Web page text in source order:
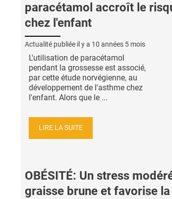
paracétamol accroît le
chez l'enfant
Actualité publiée il y a 10 années 5 mois
L'utilisation de paracétamol
pendant la grossesse est associé,
par cette étude norvégienne, au
développement de l'asthme chez
l'enfant. Alors que le ...
LIRE LA SUITE
OBÉSITÉ: Un stress
graisse brune et favorise